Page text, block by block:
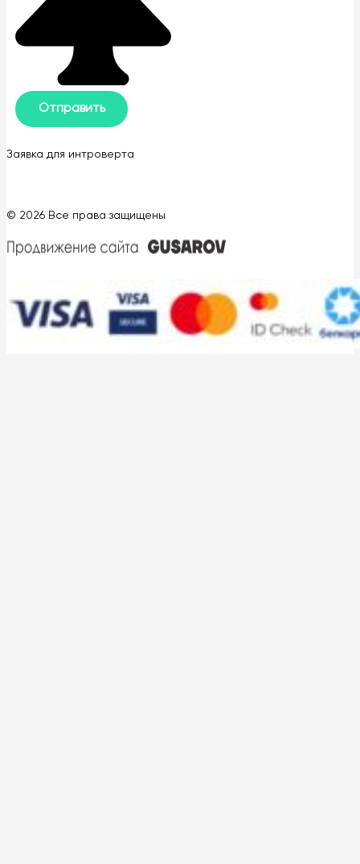
Заявка для интроверта
© 2026 Все права защищены